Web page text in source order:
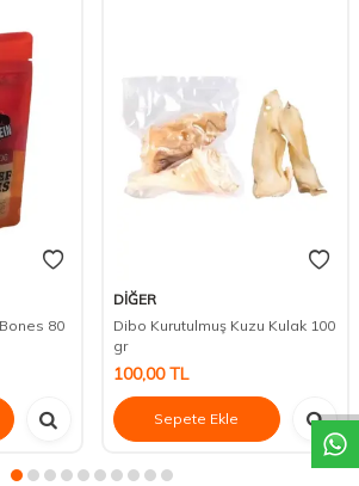
80
DİĞER
Dibo Kurutulmuş Kuzu Kulak 100
gr
100,00TL
Sepete Ekle